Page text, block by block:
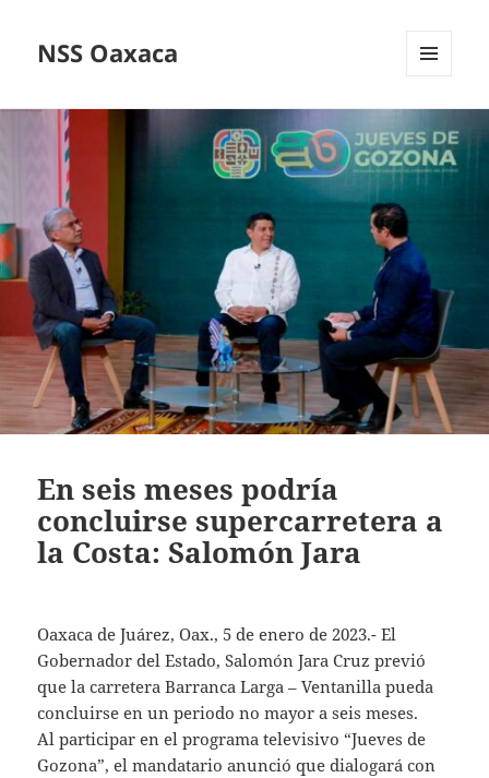
NSS Oaxaca
En seis meses podría
concluirse supercarretera a
la Costa: Salomón Jara
Oaxaca de Juárez, Oax., 5 de enero de 2023.- El
Gobernador del Estado, Salomón Jara Cruz previó
que la carretera Barranca Larga – Ventanilla pueda
concluirse en un periodo no mayor a seis meses.
Al participar en el programa televisivo “Jueves de
Gozona”, el mandatario anunció que dialogará con